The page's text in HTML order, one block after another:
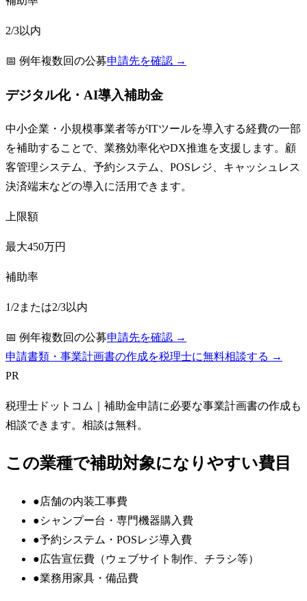
2/3以内
📅 例年複数回の公募申請先を確認 →
デジタル化・AI導入補助金
中小企業・小規模事業者等がITツールを導入する経費の一部
を補助することで、業務効率化やDX推進を支援します。顧
客管理システム、予約システム、POSレジ、キャッシュレス
決済端末などの導入に活用できます。
上限額
最大450万円
補助率
1/2または2/3以内
📅 例年複数回の公募申請先を確認 →
申請書類・事業計画書の作成を税理士に無料相談する →
PR
税理士ドットコム
｜補助金申請に必要な事業計画書の作成も
相談できます。相談は無料。
この業種で補助対象になりやすい費目
●店舗の内装工事費
●シャンプー台・専門機器購入費
●予約システム・POSレジ導入費
●広告宣伝費（ウェブサイト制作、チラシ等）
●業務用家具・備品費